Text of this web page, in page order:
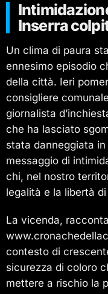
Inserra
Un clima di paura
ennesimo episodio
della città. Ieri
consigliere
giornalista
che ha lasciato
stata danneggiata
messaggio di
chi, nel nostro
legalità e la libertà
La vicenda,
contesto di
sicurezza di coloro
mettere a rischio la